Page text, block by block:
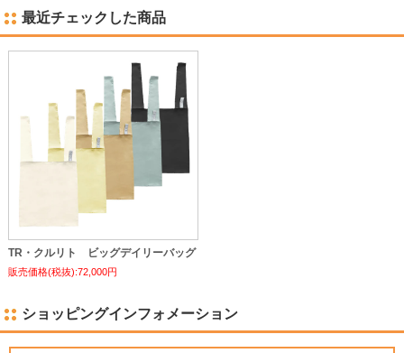
最近チェックした商品
TR・クルリト ビッグデイリーバッグ
販売価格(税抜):72,000円
ショッピングインフォメーション